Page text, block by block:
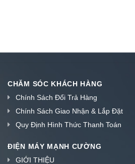
CHĂM SÓC KHÁCH HÀNG
Chính Sách Đổi Trả Hàng
Chính Sách Giao Nhận & Lắp Đặt
Quy Định Hình Thức Thanh Toán
ĐIỆN MÁY MẠNH CƯỜNG
GIỚI THIỆU